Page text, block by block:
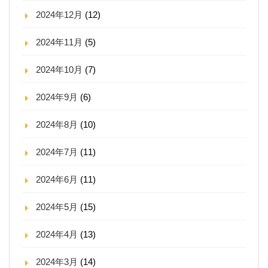
2024年12月 (12)
2024年11月 (5)
2024年10月 (7)
2024年9月 (6)
2024年8月 (10)
2024年7月 (11)
2024年6月 (11)
2024年5月 (15)
2024年4月 (13)
2024年3月 (14)